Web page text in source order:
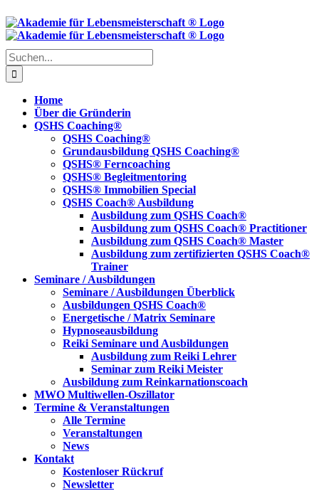
to
content
Suche
nach:
Home
Über die Gründerin
QSHS Coaching®
QSHS Coaching®
Grundausbildung QSHS Coaching®
QSHS® Ferncoaching
QSHS® Begleitmentoring
QSHS® Immobilien Special
QSHS Coach® Ausbildung
Ausbildung zum QSHS Coach®
Ausbildung zum QSHS Coach® Practitioner
Ausbildung zum QSHS Coach® Master
Ausbildung zum zertifizierten QSHS Coach®
Trainer
Seminare / Ausbildungen
Seminare / Ausbildungen Überblick
Ausbildungen QSHS Coach®
Energetische / Matrix Seminare
Hypnoseausbildung
Reiki Seminare und Ausbildungen
Ausbildung zum Reiki Lehrer
Seminar zum Reiki Meister
Ausbildung zum Reinkarnationscoach
MWO Multiwellen-Oszillator
Termine & Veranstaltungen
Alle Termine
Veranstaltungen
News
Kontakt
Kostenloser Rückruf
Newsletter